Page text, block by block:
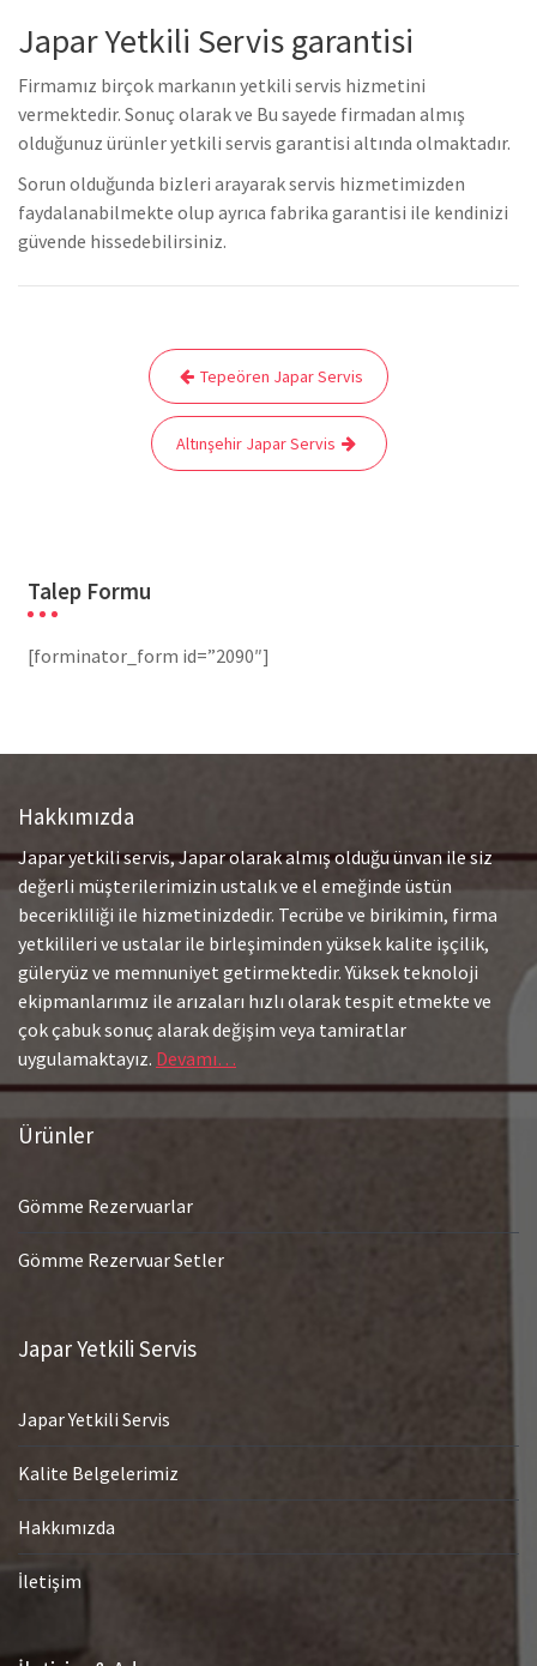
Japar Yetkili Servis garantisi
Firmamız birçok markanın yetkili servis hizmetini
vermektedir. Sonuç olarak ve Bu sayede firmadan almış
olduğunuz ürünler yetkili servis garantisi altında olmaktadır.
Sorun olduğunda bizleri arayarak servis hizmetimizden
faydalanabilmekte olup ayrıca fabrika garantisi ile kendinizi
güvende hissedebilirsiniz.
gezinmesi
Tepeören Japar Servis
Altınşehir Japar Servis
Talep Formu
[forminator_form id=”2090″]
Hakkımızda
Japar yetkili servis, Japar olarak almış olduğu ünvan ile siz
değerli müşterilerimizin ustalık ve el emeğinde üstün
becerikliliği ile hizmetinizdedir. Tecrübe ve birikimin, firma
yetkilileri ve ustalar ile birleşiminden yüksek kalite işçilik,
güleryüz ve memnuniyet getirmektedir. Yüksek teknoloji
ekipmanlarımız ile arızaları hızlı olarak tespit etmekte ve
çok çabuk sonuç alarak değişim veya tamiratlar
uygulamaktayız. Devamı…
Ürünler
Gömme Rezervuarlar
Gömme Rezervuar Setler
Japar Yetkili Servis
Japar Yetkili Servis
Kalite Belgelerimiz
Hakkımızda
İletişim